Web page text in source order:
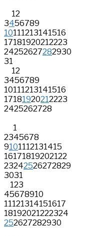
12
3456789
10111213141516
17181920212223
24252627282930
31
12
3456789
10111213141516
17181920212223
2425262728
1
2345678
9101112131415
16171819202122
23242526272829
3031
123
45678910
11121314151617
18192021222324
252627282930